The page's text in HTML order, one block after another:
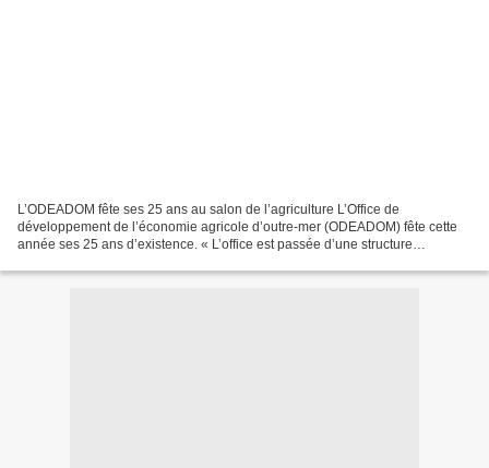
L’ODEADOM fête ses 25 ans au salon de l’agriculture L’Office de
développement de l’économie agricole d’outre-mer (ODEADOM) fête cette
année ses 25 ans d’existence. « L’office est passée d’une structure